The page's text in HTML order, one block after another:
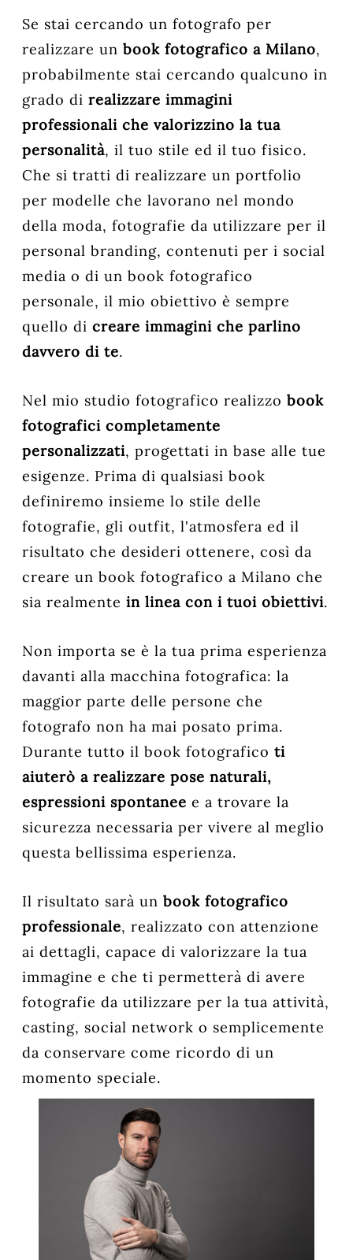
Se stai cercando un fotografo per
realizzare unbook fotografico a Milano,
probabilmente stai cercando qualcuno in
grado direalizzare immagini
professionali che valorizzino la tua
personalità, il tuo stile ed il tuo fisico.
Che si tratti di realizzare un portfolio
per modelle che lavorano nel mondo
della moda, fotografie da utilizzare per il
personal branding, contenuti per i social
media o di un book fotografico
personale, il mio obiettivo è sempre
quello dicreare immagini che parlino
davvero di te.
Nel mio studio fotografico realizzobook
fotografici completamente
personalizzati, progettati in base alle tue
esigenze. Prima di qualsiasi book
definiremo insieme lo stile delle
fotografie, gli outfit, l'atmosfera ed il
risultato che desideri ottenere, così da
creare un book fotografico a Milano che
sia realmentein linea con i tuoi obiettivi.
Non importa se è la tua prima esperienza
davanti alla macchina fotografica: la
maggior parte delle persone che
fotografo non ha mai posato prima.
Durante tutto il book fotograficoti
aiuterò a realizzare pose naturali,
espressioni spontaneee a trovare la
sicurezza necessaria per vivere al meglio
questa bellissima esperienza.
Il risultato sarà unbook fotografico
professionale, realizzato con attenzione
ai dettagli, capace di valorizzare la tua
immagine e che ti permetterà di avere
fotografie da utilizzare per la tua attività,
casting, social network o semplicemente
da conservare come ricordo di un
momento speciale.